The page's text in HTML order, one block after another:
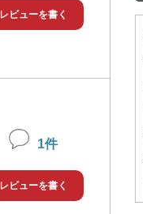
レビューを書く
1件
レビューを書く